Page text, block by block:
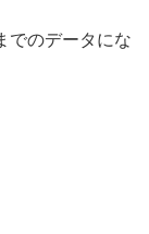
でのデータにな